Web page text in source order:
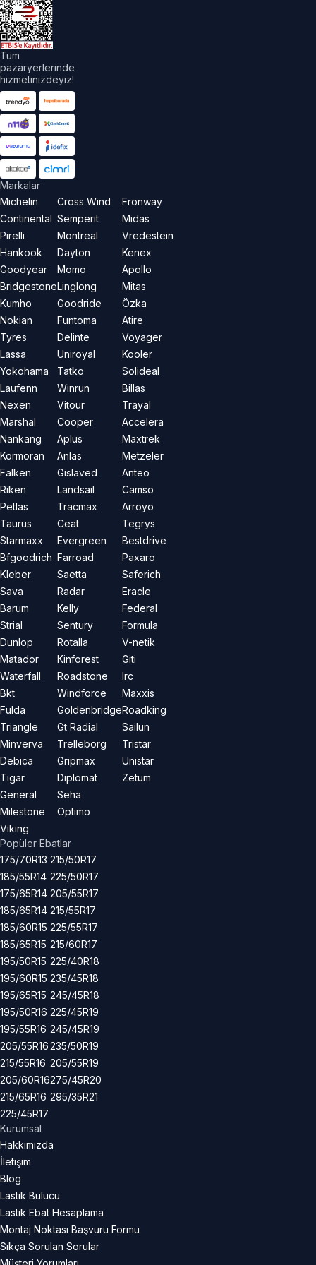
Tüm
pazaryerlerinde
hizmetinizdeyiz!
Markalar
Michelin
Continental
Pirelli
Hankook
Goodyear
Bridgestone
Kumho
Nokian
Tyres
Lassa
Yokohama
Laufenn
Nexen
Marshal
Nankang
Kormoran
Falken
Riken
Petlas
Taurus
Starmaxx
Bfgoodrich
Kleber
Sava
Barum
Strial
Dunlop
Matador
Waterfall
Bkt
Fulda
Triangle
Minverva
Debica
Tigar
General
Milestone
Viking
Cross Wind
Semperit
Montreal
Dayton
Momo
Linglong
Goodride
Funtoma
Delinte
Uniroyal
Tatko
Winrun
Vitour
Cooper
Aplus
Anlas
Gislaved
Landsail
Tracmax
Ceat
Evergreen
Farroad
Saetta
Radar
Kelly
Sentury
Rotalla
Kinforest
Roadstone
Windforce
Goldenbridge
Gt Radial
Trelleborg
Gripmax
Diplomat
Seha
Optimo
Fronway
Midas
Vredestein
Kenex
Apollo
Mitas
Özka
Atire
Voyager
Kooler
Solideal
Billas
Trayal
Accelera
Maxtrek
Metzeler
Anteo
Camso
Arroyo
Tegrys
Bestdrive
Paxaro
Saferich
Eracle
Federal
Formula
V-netik
Giti
Irc
Maxxis
Roadking
Sailun
Tristar
Unistar
Zetum
Popüler Ebatlar
175/70R13
185/55R14
175/65R14
185/65R14
185/60R15
185/65R15
195/50R15
195/60R15
195/65R15
195/50R16
195/55R16
205/55R16
215/55R16
205/60R16
215/65R16
225/45R17
215/50R17
225/50R17
205/55R17
215/55R17
225/55R17
215/60R17
225/40R18
235/45R18
245/45R18
225/45R19
245/45R19
235/50R19
205/55R19
275/45R20
295/35R21
Kurumsal
Hakkımızda
İletişim
Blog
Lastik Bulucu
Lastik Ebat Hesaplama
Montaj Noktası Başvuru Formu
Sıkça Sorulan Sorular